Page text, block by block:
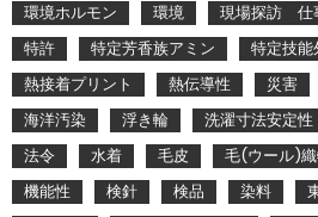
環境ホルモン
環境 現場探訪 仕
特許
特定芳香族アミン 特定技能
熱接着プリント
熱伝導性 災害
海洋汚染
浮き輪 洗濯寸法安定性
法令
水着 毛皮 毛(ウール)
機能性
検針 検品 染料